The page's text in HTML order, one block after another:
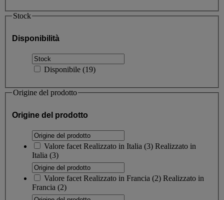
Stock
Disponibilità
Disponibile (19)
Origine del prodotto
Origine del prodotto
Valore facet Realizzato in Italia (3) Realizzato in
Italia (3)
Valore facet Realizzato in Francia (2) Realizzato in
Francia (2)